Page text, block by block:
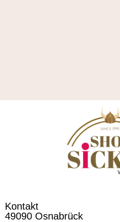
Kontakt
49090 Osnabrück